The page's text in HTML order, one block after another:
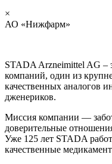
×
АО «Нижфарм»
STADA Arzneimittel AG –
компаний, один из
качественных аналогов
дженериков.
Миссия компании —
доверительные
Уже 125 лет STADA
качественные